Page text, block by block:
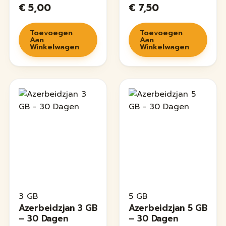
€ 5,00
Toevoegen
Aan
Winkelwagen
€ 7,50
Toevoegen
Aan
Winkelwagen
3 GB
Azerbeidzjan 3 GB
– 30 Dagen
5 GB
Azerbeidzjan 5 GB
– 30 Dagen